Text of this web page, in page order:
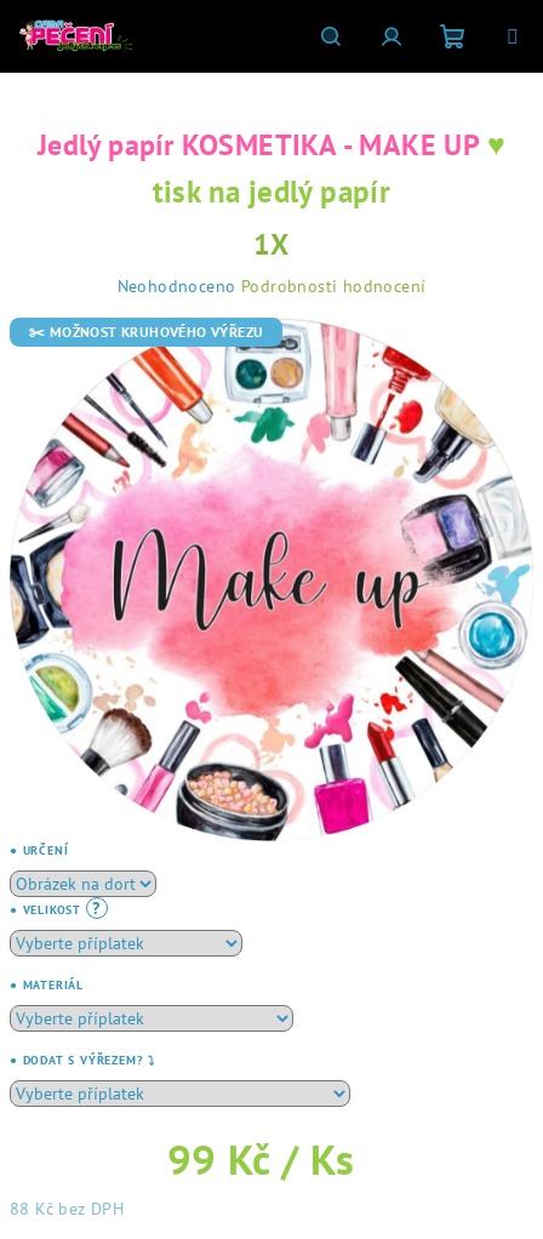
HledatPřihlášeníNákupní
košík
● URČENÍ
● VELIKOST ?
● MATERIÁL
● DODAT S VÝŘEZEM? ⤵️
99 Kč / Ks
88 Kč bez DPH
Jedlý papír KOSMETIKA - MAKE UP ♥
tisk na jedlý papír
1X
produktu
hvězdiček.
Neohodnoceno Podrobnosti hodnocení
✂️ MOŽNOST KRUHOVÉHO VÝŘEZU